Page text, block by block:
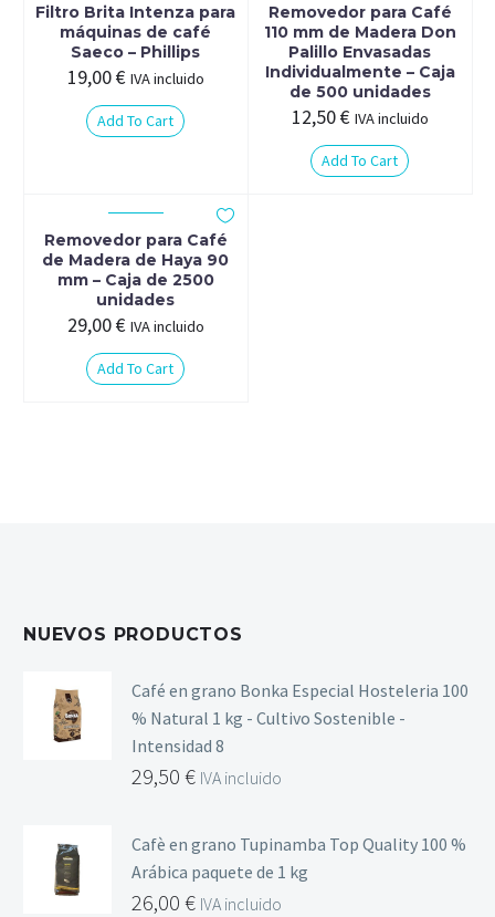
Filtro Brita Intenza para
máquinas de café
Saeco – Phillips
19,00€ IVA incluido
Add To Cart
Removedor para Café
110 mm de Madera Don
Palillo Envasadas
Individualmente – Caja
de 500 unidades
12,50€ IVA incluido
Add To Cart
Removedor para Café
de Madera de Haya 90
mm – Caja de 2500
unidades
29,00€ IVA incluido
Add To Cart
NUEVOS PRODUCTOS
Café en grano Bonka Especial Hosteleria 100
% Natural 1 kg - Cultivo Sostenible -
Intensidad 8
29,50 € IVA incluido
Cafè en grano Tupinamba Top Quality 100 %
Arábica paquete de 1 kg
26,00 € IVA incluido